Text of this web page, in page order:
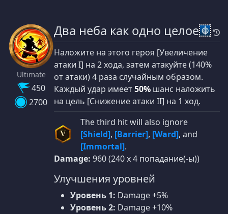
Ultimate
450
2700
Два неба как одно целое
Наложите на этого героя [Увеличение
атаки I] на 2 хода, затем атакуйте (140%
от атаки) 4 раза случайным образом.
Каждый удар имеет50% шанс наложить
на цель [Снижение атаки II] на 1 ход.
V
The third hit will also ignore
[Shield], [Barrier], [Ward], and
[Immortal].
Damage: 960 (240 x 4 попадание(-ы))
Улучшения уровней
Уровень 1: Damage +5%
Уровень 2: Damage +10%